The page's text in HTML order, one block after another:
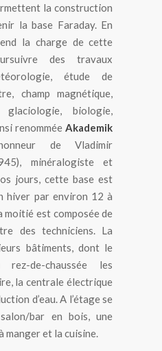
la construction
la base Faraday. En
la charge de cette
des travaux
étude de
champ magnétique,
glaciologie, biologie,
renommée Akademik
de Vladimir
minéralogiste et
jours, cette base est
hiver par environ 12 à
moitié est composée de
des techniciens. La
bâtiments, dont le
de-chaussée les
la centrale électrique
d’eau. A l’étage se
bar en bois, une
manger et la cuisine.